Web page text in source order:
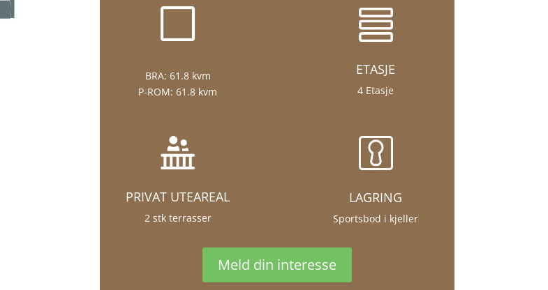
V
BRA: 61.8 kvm
P-ROM: 61.8 kvm
ETASJE
4 Etasje
PRIVAT UTEAREAL
2 stk terrasser
LAGRING
Sportsbod i kjeller
Meld din interesse